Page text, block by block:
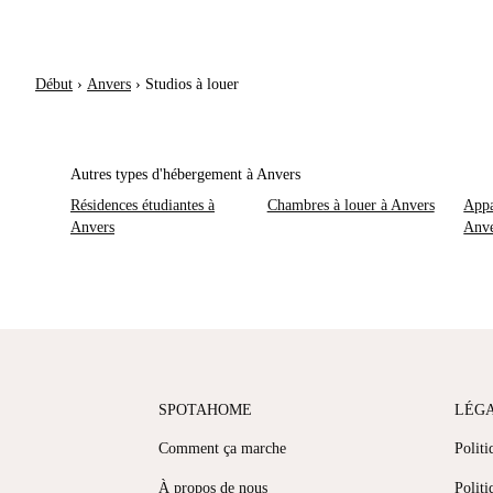
Début › Anvers › Studios à louer
Autres types d'hébergement à Anvers
Résidences étudiantes à
Anvers
Chambres à louer à Anvers
SPOTAHOME
Comment ça marche
À propos de nous